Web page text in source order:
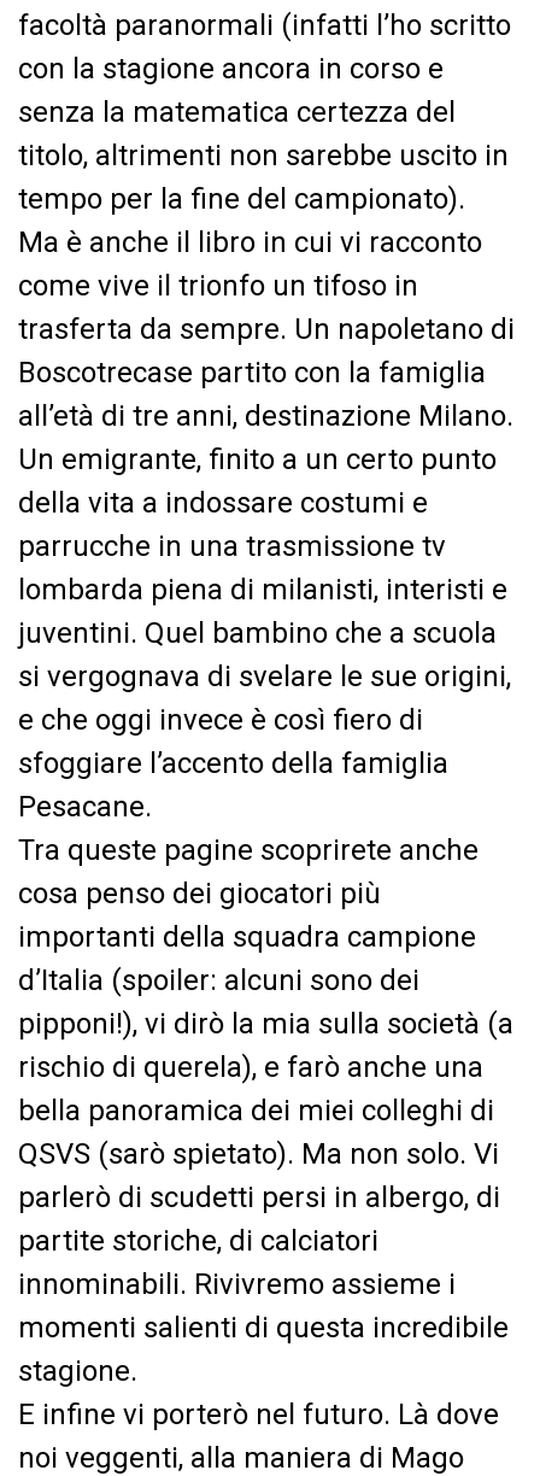
facoltà paranormali (infatti l’ho scritto
con la stagione ancora in corso e
senza la matematica certezza del
titolo, altrimenti non sarebbe uscito in
tempo per la fine del campionato).
Ma è anche il libro in cui vi racconto
come vive il trionfo un tifoso in
trasferta da sempre. Un napoletano di
Boscotrecase partito con la famiglia
all’età di tre anni, destinazione Milano.
Un emigrante, finito a un certo punto
della vita a indossare costumi e
parrucche in una trasmissione tv
lombarda piena di milanisti, interisti e
juventini. Quel bambino che a scuola
si vergognava di svelare le sue origini,
e che oggi invece è così fiero di
sfoggiare l’accento della famiglia
Pesacane.
Tra queste pagine scoprirete anche
cosa penso dei giocatori più
importanti della squadra campione
d’Italia (spoiler: alcuni sono dei
pipponi!), vi dirò la mia sulla società (a
rischio di querela), e farò anche una
bella panoramica dei miei colleghi di
QSVS (sarò spietato). Ma non solo. Vi
parlerò di scudetti persi in albergo, di
partite storiche, di calciatori
innominabili. Rivivremo assieme i
momenti salienti di questa incredibile
stagione.
E infine vi porterò nel futuro. Là dove
noi veggenti, alla maniera di Mago